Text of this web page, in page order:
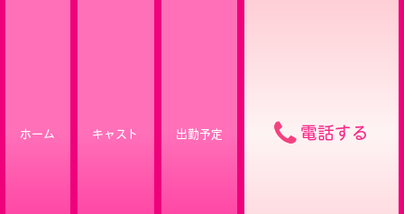
ホーム キャスト 出勤予定 電話する